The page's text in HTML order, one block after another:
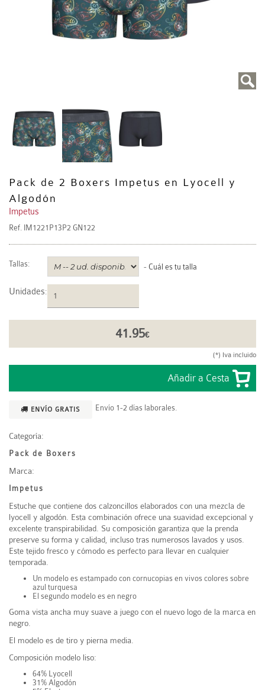
Pack de 2 Boxers Impetus en Lyocell y
Algodón
Impetus
Ref. IM1221P13P2 GN122
Tallas: - Cuál es tu talla
Unidades:
41.95€
(*) Iva incluido
ENVÍO GRATIS Envío 1-2 días laborales.
Categoría:
Pack de Boxers
Marca:
Impetus
Estuche que contiene dos calzoncillos elaborados con una mezcla de
lyocell y algodón. Esta combinación ofrece una suavidad excepcional y
excelente transpirabilidad. Su composición garantiza que la prenda
preserve su forma y calidad, incluso tras numerosos lavados y usos.
Este tejido fresco y cómodo es perfecto para llevar en cualquier
temporada.
Un modelo es estampado con cornucopias en vivos colores sobre
azul turquesa
El segundo modelo es en negro
Goma vista ancha muy suave a juego con el nuevo logo de la marca en
negro.
El modelo es de tiro y pierna media.
Composición modelo liso:
64% Lyocell
31% Algodón